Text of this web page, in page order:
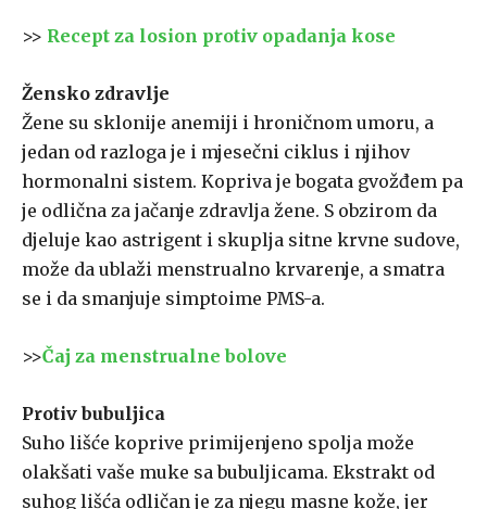
>> Recept za losion protiv opadanja kose
Žensko zdravlje
Žene su sklonije anemiji i hroničnom umoru, a
jedan od razloga je i mjesečni ciklus i njihov
hormonalni sistem. Kopriva je bogata gvožđem pa
je odlična za jačanje zdravlja žene. S obzirom da
djeluje kao astrigent i skuplja sitne krvne sudove,
može da ublaži menstrualno krvarenje, a smatra
se i da smanjuje simptoime PMS-a.
>>Čaj za menstrualne bolove
Protiv bubuljica
Suho lišće koprive primijenjeno spolja može
olakšati vaše muke sa bubuljicama. Ekstrakt od
suhog lišća odličan je za njegu masne kože, jer